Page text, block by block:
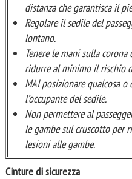
distanza che garantisca il
Regolare il sedile del
lontano.
Tenere le mani sulla
ridurre al minimo il rischio
MAI posizionare qualcosa
l’occupante del sedile.
Non permettere al
le gambe sul cruscotto per
lesioni alle gambe.
Cinture di sicurezza